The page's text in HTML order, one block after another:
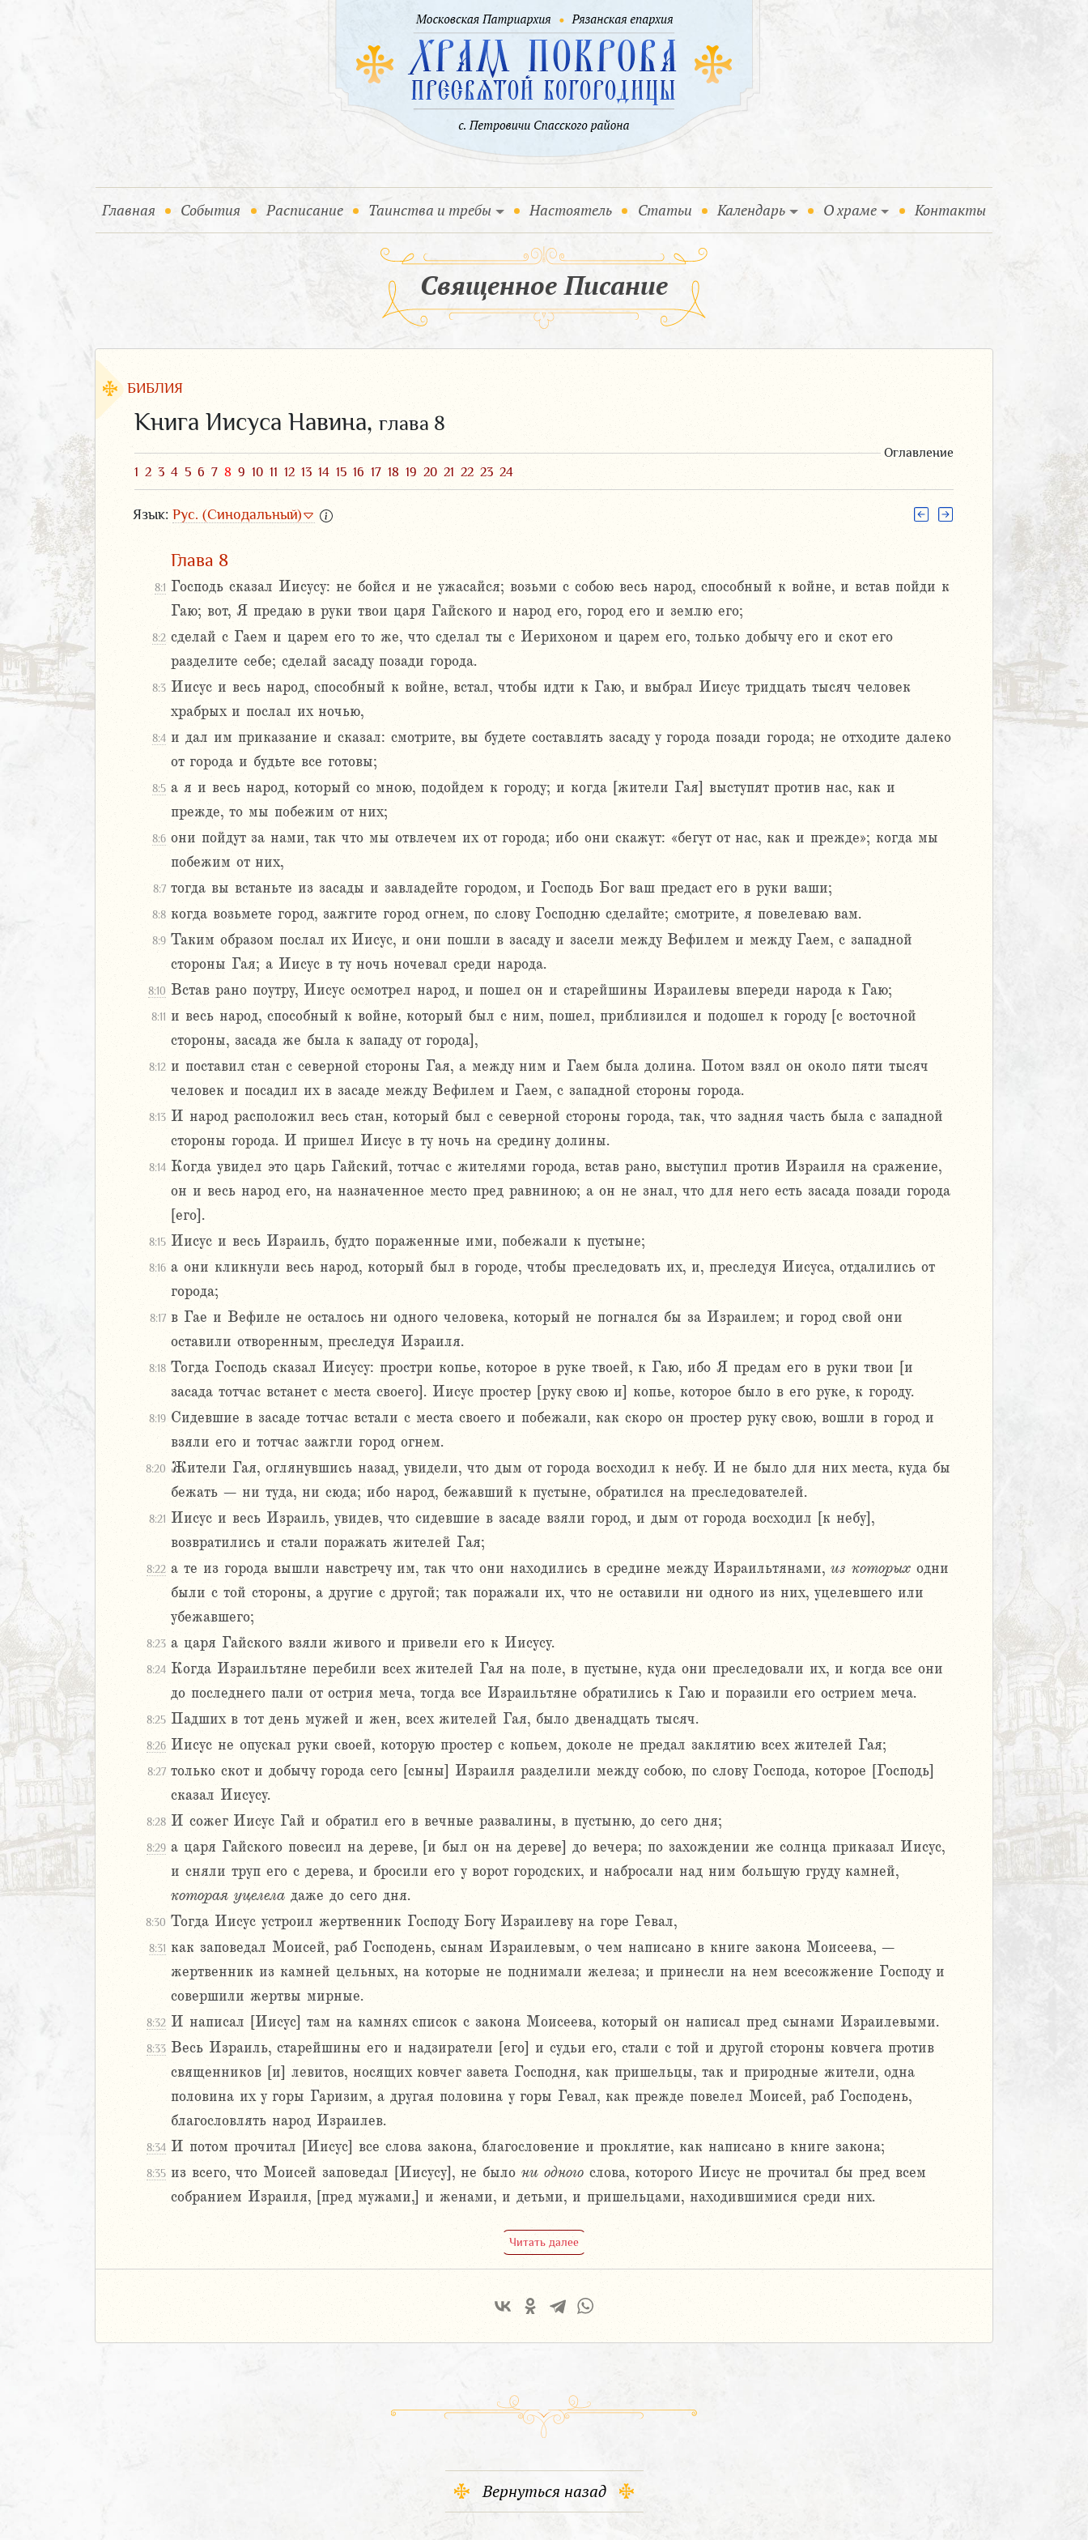
Главная (current)
События (current)
Расписание Таинства и требы Настоятель Статьи Календарь О храме Контакты
Священное Писание
БИБЛИЯ
Иеремии
Книга Иисуса Навина, глава 8
Оглавление
1 2 3 4 5 6 7 8 9 10 11 12 13 14 15 16 17 18 19 20 21 22 23 24
Язык: Рус. (Синодальный)
Глава 8
8:1 Господь сказал Иисусу: не бойся и не ужасайся; возьми с собою весь народ, способный к войне, и встав пойди к
Гаю; вот, Я предаю в руки твои царя Гайского и народ его, город его и землю его;
8:2 сделай с Гаем и царем его то же, что сделал ты с Иерихоном и царем его, только добычу его и скот его
разделите себе; сделай засаду позади города.
8:3 Иисус и весь народ, способный к войне, встал, чтобы идти к Гаю, и выбрал Иисус тридцать тысяч человек
храбрых и послал их ночью,
8:4 и дал им приказание и сказал: смотрите, вы будете составлять засаду у города позади города; не отходите далеко
от города и будьте все готовы;
8:5 а я и весь народ, который со мною, подойдем к городу; и когда [жители Гая] выступят против нас, как и
прежде, то мы побежим от них;
8:6 они пойдут за нами, так что мы отвлечем их от города; ибо они скажут: «бегут от нас, как и прежде»; когда мы
побежим от них,
8:7 тогда вы встаньте из засады и завладейте городом, и Господь Бог ваш предаст его в руки ваши;
8:8 когда возьмете город, зажгите город огнем, по слову Господню сделайте; смотрите, я повелеваю вам.
8:9 Таким образом послал их Иисус, и они пошли в засаду и засели между Вефилем и между Гаем, с западной
стороны Гая; а Иисус в ту ночь ночевал среди народа.
8:10 Встав рано поутру, Иисус осмотрел народ, и пошел он и старейшины Израилевы впереди народа к Гаю;
8:11 и весь народ, способный к войне, который был с ним, пошел, приблизился и подошел к городу [с восточной
стороны, засада же была к западу от города],
8:12 и поставил стан с северной стороны Гая, а между ним и Гаем была долина. Потом взял он около пяти тысяч
человек и посадил их в засаде между Вефилем и Гаем, с западной стороны города.
8:13 И народ расположил весь стан, который был с северной стороны города, так, что задняя часть была с западной
стороны города. И пришел Иисус в ту ночь на средину долины.
8:14 Когда увидел это царь Гайский, тотчас с жителями города, встав рано, выступил против Израиля на сражение,
он и весь народ его, на назначенное место пред равниною; а он не знал, что для него есть засада позади города
[его].
8:15 Иисус и весь Израиль, будто пораженные ими, побежали к пустыне;
8:16 а они кликнули весь народ, который был в городе, чтобы преследовать их, и, преследуя Иисуса, отдалились от
города;
8:17 в Гае и Вефиле не осталось ни одного человека, который не погнался бы за Израилем; и город свой они
оставили отворенным, преследуя Израиля.
8:18 Тогда Господь сказал Иисусу: простри копье, которое в руке твоей, к Гаю, ибо Я предам его в руки твои [и
засада тотчас встанет с места своего]. Иисус простер [руку свою и] копье, которое было в его руке, к городу.
8:19 Сидевшие в засаде тотчас встали с места своего и побежали, как скоро он простер руку свою, вошли в город и
взяли его и тотчас зажгли город огнем.
8:20 Жители Гая, оглянувшись назад, увидели, что дым от города восходил к небу. И не было для них места, куда бы
бежать – ни туда, ни сюда; ибо народ, бежавший к пустыне, обратился на преследователей.
8:21 Иисус и весь Израиль, увидев, что сидевшие в засаде взяли город, и дым от города восходил [к небу],
возвратились и стали поражать жителей Гая;
8:22 а те из города вышли навстречу им, так что они находились в средине между Израильтянами, из которых одни
были с той стороны, а другие с другой; так поражали их, что не оставили ни одного из них, уцелевшего или
убежавшего;
8:23 а царя Гайского взяли живого и привели его к Иисусу.
8:24 Когда Израильтяне перебили всех жителей Гая на поле, в пустыне, куда они преследовали их, и когда все они
до последнего пали от острия меча, тогда все Израильтяне обратились к Гаю и поразили его острием меча.
8:25 Падших в тот день мужей и жен, всех жителей Гая, было двенадцать тысяч.
8:26 Иисус не опускал руки своей, которую простер с копьем, доколе не предал заклятию всех жителей Гая;
8:27 только скот и добычу города сего [сыны] Израиля разделили между собою, по слову Господа, которое [Господь]
сказал Иисусу.
8:28 И сожег Иисус Гай и обратил его в вечные развалины, в пустыню, до сего дня;
8:29 а царя Гайского повесил на дереве, [и был он на дереве] до вечера; по захождении же солнца приказал Иисус,
и сняли труп его с дерева, и бросили его у ворот городских, и набросали над ним большую груду камней,
которая уцелела даже до сего дня.
8:30 Тогда Иисус устроил жертвенник Господу Богу Израилеву на горе Гевал,
8:31 как заповедал Моисей, раб Господень, сынам Израилевым, о чем написано в книге закона Моисеева, –
жертвенник из камней цельных, на которые не поднимали железа; и принесли на нем всесожжение Господу и
совершили жертвы мирные.
8:32 И написал [Иисус] там на камнях список с закона Моисеева, который он написал пред сынами Израилевыми.
8:33 Весь Израиль, старейшины его и надзиратели [его] и судьи его, стали с той и другой стороны ковчега против
священников [и] левитов, носящих ковчег завета Господня, как пришельцы, так и природные жители, одна
половина их у горы Гаризим, а другая половина у горы Гевал, как прежде повелел Моисей, раб Господень,
благословлять народ Израилев.
8:34 И потом прочитал [Иисус] все слова закона, благословение и проклятие, как написано в книге закона;
8:35 из всего, что Моисей заповедал [Иисусу], не было ни одного слова, которого Иисус не прочитал бы пред всем
собранием Израиля, [пред мужами,] и женами, и детьми, и пришельцами, находившимися среди них.
Читать далее
Вернуться назад